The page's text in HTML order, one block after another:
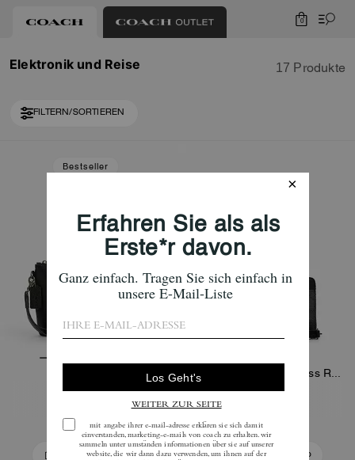
0
Elektronik und Reise 17 Produkte
FILTERN/SORTIEREN
Bestseller
129 € 195 € (33%)
In Den Warenkorb
99 € 425 €
In Den Warenkorb